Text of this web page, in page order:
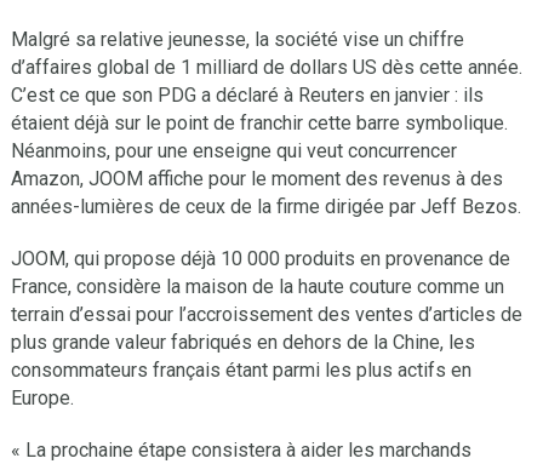
Malgré sa relative jeunesse, la société vise un chiffre
d’affaires global de 1 milliard de dollars US dès cette année.
C’est ce que son PDG a déclaré à Reuters en janvier : ils
étaient déjà sur le point de franchir cette barre symbolique.
Néanmoins, pour une enseigne qui veut concurrencer
Amazon, JOOM affiche pour le moment des revenus à des
années-lumières de ceux de la firme dirigée par Jeff Bezos.
JOOM, qui propose déjà 10 000 produits en provenance de
France, considère la maison de la haute couture comme un
terrain d’essai pour l’accroissement des ventes d’articles de
plus grande valeur fabriqués en dehors de la Chine, les
consommateurs français étant parmi les plus actifs en
Europe.
« La prochaine étape consistera à aider les marchands